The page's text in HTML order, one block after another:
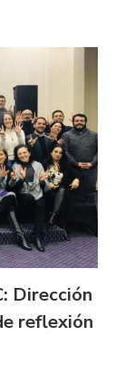
Dirección
reflexión